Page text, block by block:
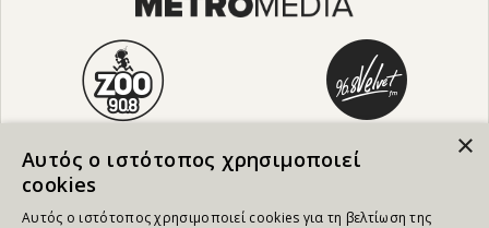
×
Αυτός ο ιστότοπος χρησιμοποιεί
cookies
Αυτός ο ιστότοπος χρησιμοποιεί cookies για τη βελτίωση της